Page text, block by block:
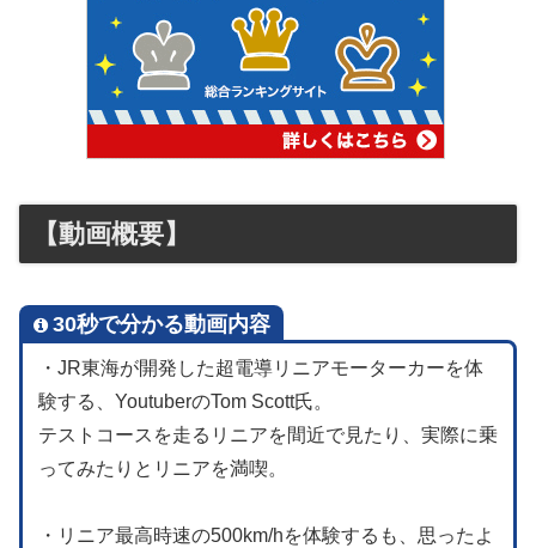
【動画概要】
30秒で分かる動画内容
・JR東海が開発した超電導リニアモーターカーを体
験する、YoutuberのTom Scott氏。
テストコースを走るリニアを間近で見たり、実際に乗
ってみたりとリニアを満喫。
・リニア最高時速の500km/hを体験するも、思ったよ